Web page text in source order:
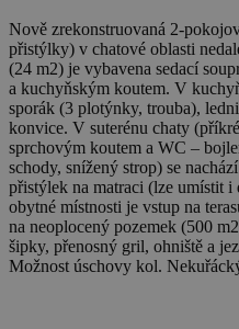
Nově zrekonstruovaná 2-
přistýlky) v chatové oblasti
(24 m2) je vybavena sedací
a kuchyňským koutem. V
sporák (3 plotýnky, trouba),
konvice. V suterénu chaty
sprchovým koutem a WC –
schody, snížený strop) se
přistýlek na matraci (lze umístit
obytné místnosti je vstup na
na neoplocený pozemek (500
šipky, přenosný gril, ohniště a
Možnost úschovy kol.